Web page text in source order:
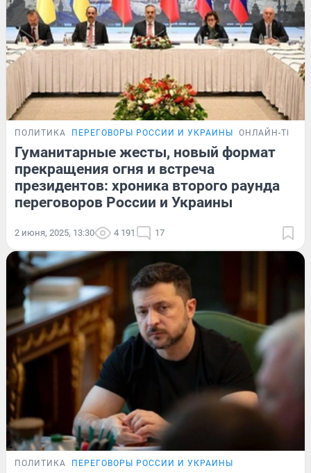
ПОЛИТИКА ПЕРЕГОВОРЫ РОССИИ И УКРАИНЫ ОНЛАЙН-
Гуманитарные жесты, новый формат
прекращения огня и встреча
президентов: хроника второго раунда
переговоров России и Украины
2 июня, 2025, 13:30 4 191 17
ПОЛИТИКА ПЕРЕГОВОРЫ РОССИИ И УКРАИНЫ